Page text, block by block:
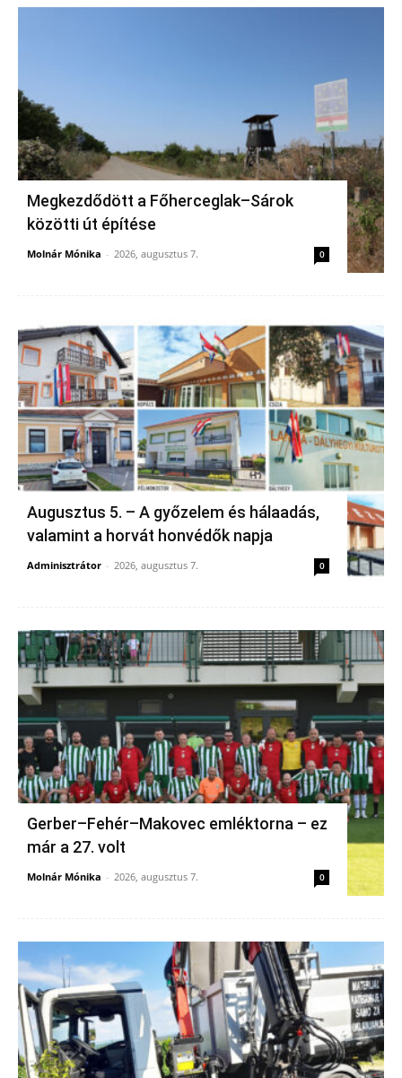
Megkezdődött a Főherceglak–Sárok
közötti út építése
Molnár Mónika - 2026, augusztus 7. 0
Augusztus 5. – A győzelem és hálaadás,
valamint a horvát honvédők napja
Adminisztrátor - 2026, augusztus 7. 0
Gerber–Fehér–Makovec emléktorna – ez
már a 27. volt
Molnár Mónika - 2026, augusztus 7. 0